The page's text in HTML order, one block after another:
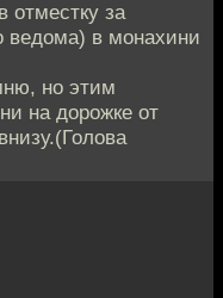
отместку за
ведома) в монахини
но этим
на дорожке от